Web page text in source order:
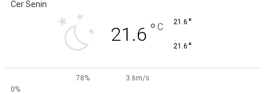
Cer Senin
21.6 ° C 21.6 °
21.6 °
78%
3.6m/s
0%